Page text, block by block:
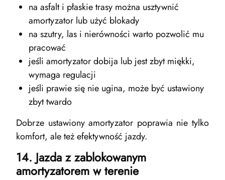
na asfalt i płaskie trasy można usztywnić
amortyzator lub użyć blokady
na szutry, las i nierówności warto pozwolić mu
pracować
jeśli amortyzator dobija lub jest zbyt miękki,
wymaga regulacji
jeśli prawie się nie ugina, może być ustawiony
zbyt twardo
Dobrze ustawiony amortyzator poprawia nie tylko
komfort, ale też efektywność jazdy.
14. Jazda z zablokowanym
amortyzatorem w terenie